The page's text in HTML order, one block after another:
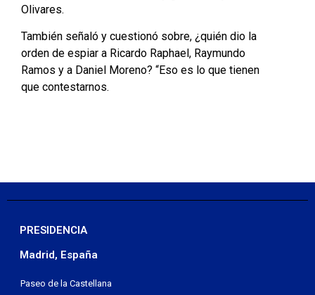
Olivares.
También señaló y cuestionó sobre, ¿quién dio la
orden de espiar a Ricardo Raphael, Raymundo
Ramos y a Daniel Moreno? “Eso es lo que tienen
que contestarnos.
PRESIDENCIA
Madrid, España
Paseo de la Castellana